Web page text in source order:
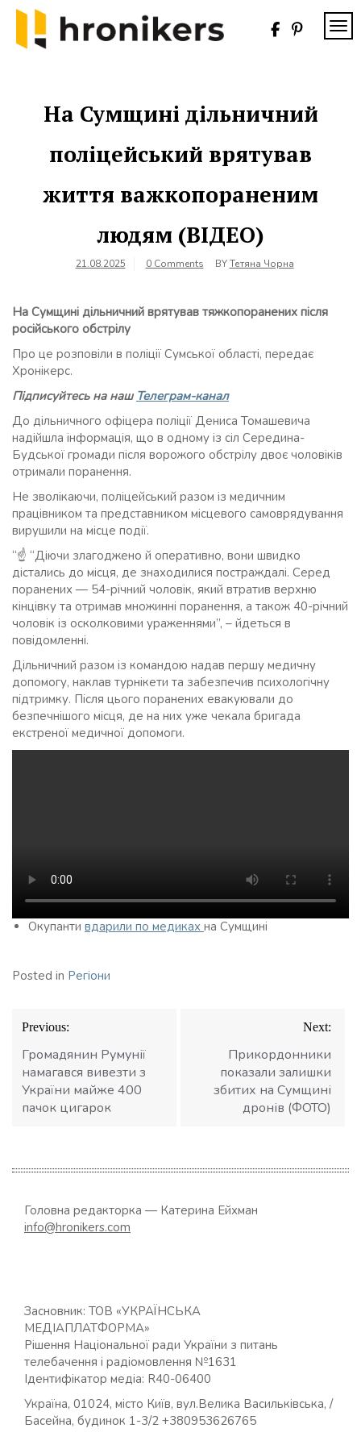
Skip
content
На Сумщині дільничний
поліцейський врятував
життя важкопораненим
людям (ВІДЕО)
21.08.2025 0 Comments BYТетяна Чорна
На Сумщині дільничний врятував тяжкопоранених після
російського обстрілу
Про це розповіли в поліції Сумської області, передає
Хронікерс.
Підписуйтесь на наш Телеграм-канал
До дільничного офіцера поліції Дениса Томашевича
надійшла інформація, що в одному із сіл Середина-
Будської громади після ворожого обстрілу двоє чоловіків
отримали поранення.
Не зволікаючи, поліцейський разом із медичним
працівником та представником місцевого самоврядування
вирушили на місце події.
“☝️ “Діючи злагоджено й оперативно, вони швидко
дістались до місця, де знаходилися постраждалі. Серед
поранених — 54-річний чоловік, який втратив верхню
кінцівку та отримав множинні поранення, а також 40-річний
чоловік із осколковими ураженнями”, – йдеться в
повідомленні.
Дільничний разом із командою надав першу медичну
допомогу, наклав турнікети та забезпечив психологічну
підтримку. Після цього поранених евакуювали до
безпечнішого місця, де на них уже чекала бригада
екстреної медичної допомоги.
Окупанти вдарили по медиках на Сумщині
Posted in Регіони
Навігація
записів
Previous:
Громадянин Румунії
намагався вивезти з
України майже 400
пачок цигарок
Next:
Прикордонники
показали залишки
збитих на Сумщині
дронів (ФОТО)
Головна редакторка — Катерина Ейхман
info@hronikers.com
Засновник: ТОВ «УКРАЇНСЬКА
МЕДІАПЛАТФОРМА»
Рішення Національної ради України з питань
телебачення і радіомовлення №1631
Ідентифікатор медіа: R40-06400
Україна, 01024, місто Київ, вул.Велика Васильківська, /
Басейна, будинок 1-3/2 +380953626765